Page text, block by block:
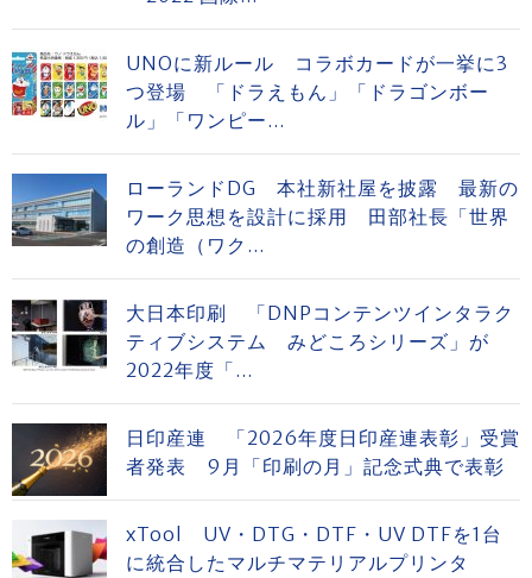
UNOに新ルール コラボカードが一挙に3
つ登場 「ドラえもん」「ドラゴンボー
ル」「ワンピー...
ローランドDG 本社新社屋を披露 最新の
ワーク思想を設計に採用 田部社長「世界
の創造（ワク...
大日本印刷 「DNPコンテンツインタラク
ティブシステム みどころシリーズ」が
2022年度「...
日印産連 「2026年度日印産連表彰」受賞
者発表 9月「印刷の月」記念式典で表彰
xTool UV・DTG・DTF・UV DTFを1台
に統合したマルチマテリアルプリンタ